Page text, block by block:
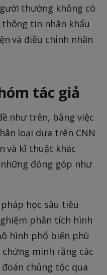
thường không có
tin nhân khẩu
và điều chỉnh nhãn
tác giả
như trên, bằng việc
loại dựa trên CNN
và kĩ thuật khác
đóng góp như
học sâu tiêu
phân tích hình
hình phổ biến phù
minh rằng các
chủng tộc qua